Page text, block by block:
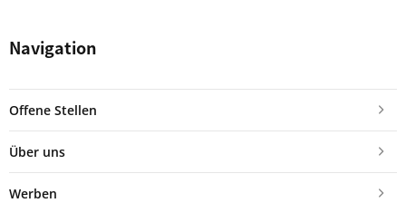
Navigation
Offene Stellen
Über uns
Werben